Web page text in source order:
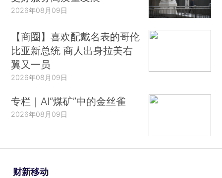
2026年08月09日
【商圈】喜欢配戴名表的哥伦
比亚新总统 商人出身拉美右
翼又一员
2026年08月09日
专栏｜AI“煤矿”中的金丝雀
2026年08月09日
财新移动